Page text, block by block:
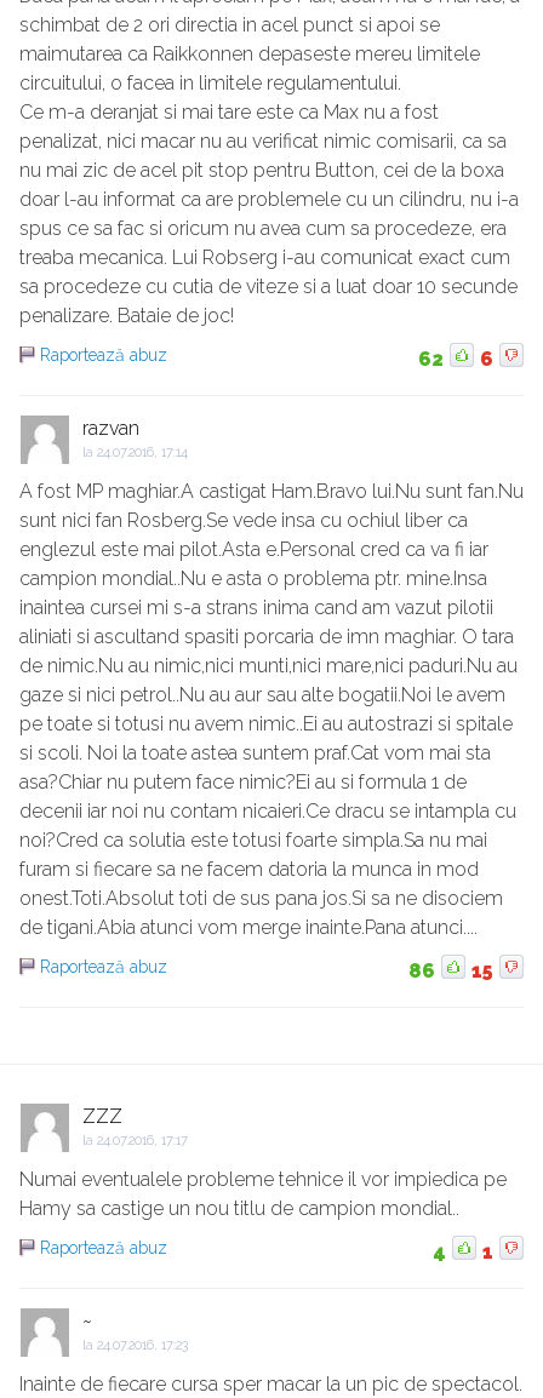
schimbat de 2 ori directia in acel punct si apoi se
maimutarea ca Raikkonnen depaseste mereu limitele
circuitului, o facea in limitele regulamentului.
Ce m-a deranjat si mai tare este ca Max nu a fost
penalizat, nici macar nu au verificat nimic comisarii, ca sa
nu mai zic de acel pit stop pentru Button, cei de la boxa
doar l-au informat ca are problemele cu un cilindru, nu i-a
spus ce sa fac si oricum nu avea cum sa procedeze, era
treaba mecanica. Lui Robserg i-au comunicat exact cum
sa procedeze cu cutia de viteze si a luat doar 10 secunde
penalizare. Bataie de joc!
Raportează abuz 62 6
razvan
la 24.07.2016, 17:14
A fost MP maghiar.A castigat Ham.Bravo lui.Nu sunt fan.Nu
sunt nici fan Rosberg.Se vede insa cu ochiul liber ca
englezul este mai pilot.Asta e.Personal cred ca va fi iar
campion mondial..Nu e asta o problema ptr. mine.Insa
inaintea cursei mi s-a strans inima cand am vazut pilotii
aliniati si ascultand spasiti porcaria de imn maghiar. O tara
de nimic.Nu au nimic,nici munti,nici mare,nici paduri.Nu au
gaze si nici petrol..Nu au aur sau alte bogatii.Noi le avem
pe toate si totusi nu avem nimic..Ei au autostrazi si spitale
si scoli. Noi la toate astea suntem praf.Cat vom mai sta
asa?Chiar nu putem face nimic?Ei au si formula 1 de
decenii iar noi nu contam nicaieri.Ce dracu se intampla cu
noi?Cred ca solutia este totusi foarte simpla.Sa nu mai
furam si fiecare sa ne facem datoria la munca in mod
onest.Toti.Absolut toti de sus pana jos.Si sa ne disociem
de tigani.Abia atunci vom merge inainte.Pana atunci....
Raportează abuz 86 15
ZZZ
la 24.07.2016, 17:17
Numai eventualele probleme tehnice il vor impiedica pe
Hamy sa castige un nou titlu de campion mondial..
Raportează abuz 4 1
~
la 24.07.2016, 17:23
Inainte de fiecare cursa sper macar la un pic de spectacol.